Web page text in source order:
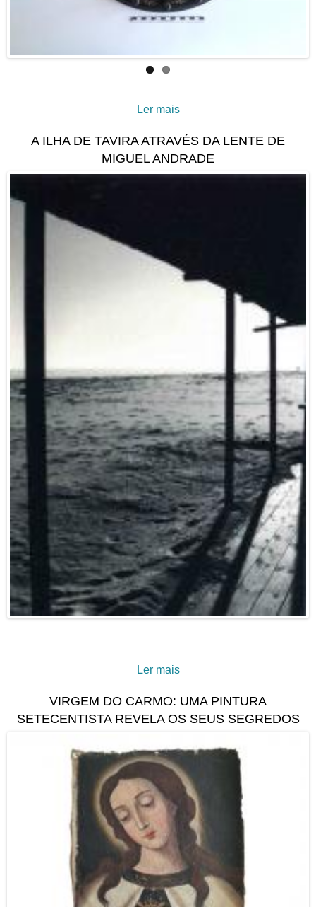
Ler mais
A ILHA DE TAVIRA ATRAVÉS DA LENTE DE
MIGUEL ANDRADE
Ler mais
Andrade
VIRGEM DO CARMO: UMA PINTURA
SETECENTISTA REVELA OS SEUS SEGREDOS